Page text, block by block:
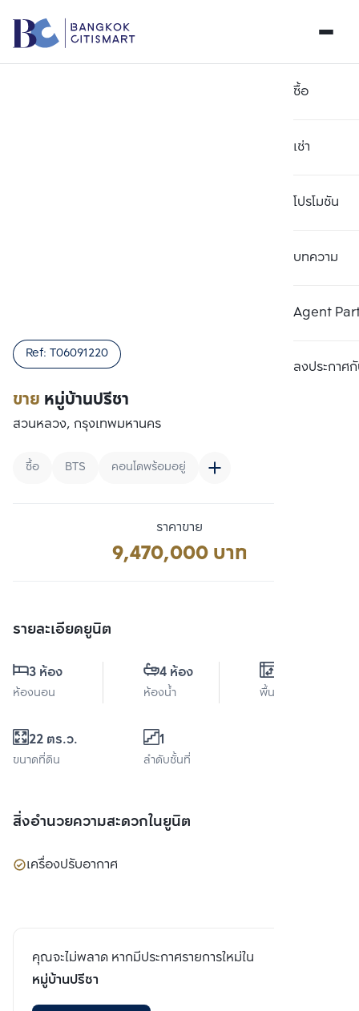
ซื้อ
เช่า
โปรโมชัน
บทความ
Agent
ลงประกาศกั
ขาย หมู่บ้านปรีชา
Ref: T06091220
สวนหลวง, กรุงเทพมหานคร
ซื้อ BTS คอนโดพร้อมอยู่
ราคาขาย
9,470,000 บาท
รายละเอียดยูนิต
3 ห้อง
ห้องนอน
4 ห้อง
ห้องน้ำ พื้นที่ใช้สอย
22 ตร.ว.
ขนาดที่ดิน
1
ลำดับชั้นที่
สิ่งอำนวยความสะดวกในยูนิต
เครื่องปรับอากาศ
คุณจะไม่พลาด หากมีประกาศรายการใหม่ใน
หมู่บ้านปรีชา
เปรียบเทียบ